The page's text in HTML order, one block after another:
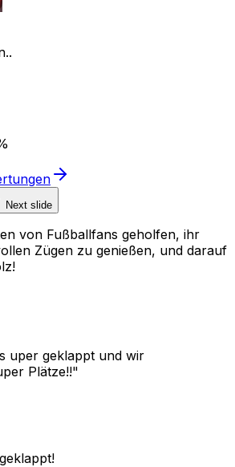
Next slide
von Fußballfans geholfen, ihr
Zügen zu genießen, und darauf
uper geklappt und wir
Plätze!!"